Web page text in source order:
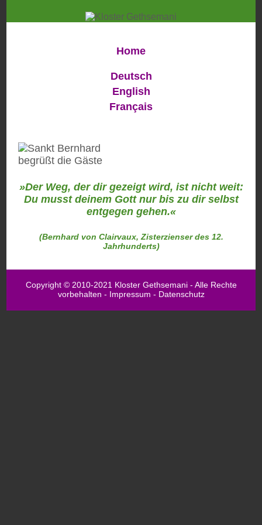
Home
Deutsch
English
Français
»Der Weg, der dir gezeigt wird, ist nicht weit:
Du musst deinem Gott nur bis zu dir selbst
entgegen gehen.«
(Bernhard von Clairvaux, Zisterzienser des 12.
Jahrhunderts)
Copyright © 2010-2021 Kloster Gethsemani - Alle Rechte
vorbehalten - Impressum - Datenschutz